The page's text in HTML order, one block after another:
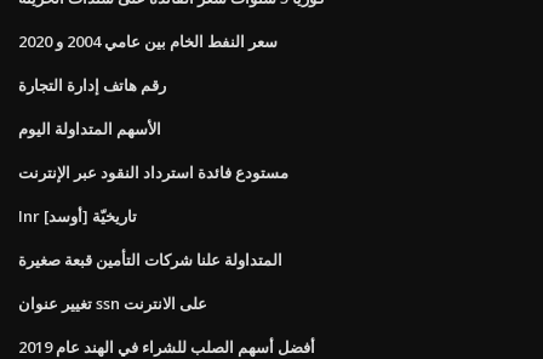
سعر النفط الخام بين عامي 2004 و 2020
رقم هاتف إدارة التجارة
الأسهم المتداولة اليوم
مستودع فائدة استرداد النقود عبر الإنترنت
Inr [أوسد] تاريخيّة
المتداولة علنا ​​شركات التأمين قبعة صغيرة
تغيير عنوان ssn على الانترنت
أفضل أسهم الصلب للشراء في الهند عام 2019